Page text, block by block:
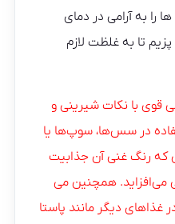
را به آرامی در دمای
تا به غلظت لازم
قوی با نکات شیرینی و
در سس‌ها، سوپ‌ها یا
که رنگ غنی آن جذابیت
همچنین می
غذاهای دیگر مانند پاستا